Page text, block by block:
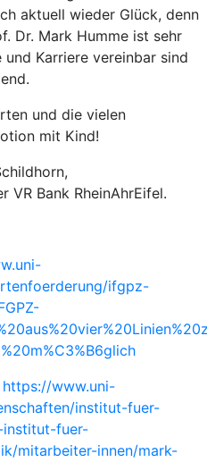
aktuell wieder Glück, denn
Dr. Mark Humme ist sehr
Karriere vereinbar sind
und die vielen
mit Kind!
VR Bank RheinAhrEifel.
ifgpz-
https://www.uni-
institut-fuer-
institut-fuer-
mitarbeiter-innen/mark-